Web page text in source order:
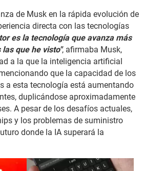
de Musk en la rápida evolución de
directa con las tecnologías
es la tecnología que avanza más
que he visto", afirmaba Musk,
a la que la inteligencia artificial
que la capacidad de los
a esta tecnología está aumentando
duplicándose aproximadamente
A pesar de los desafíos actuales,
y los problemas de suministro
donde la IA superará la